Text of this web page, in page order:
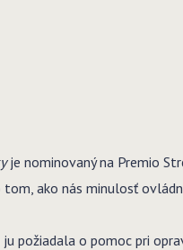
je nominovaný na Premio
ako nás minulosť
požiadala o pomoc pri